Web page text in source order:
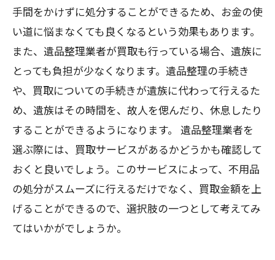
手間をかけずに処分することができるため、お金の使
い道に悩まなくても良くなるという効果もあります。
また、遺品整理業者が買取も行っている場合、遺族に
とっても負担が少なくなります。遺品整理の手続き
や、買取についての手続きが遺族に代わって行えるた
め、遺族はその時間を、故人を偲んだり、休息したり
することができるようになります。 遺品整理業者を
選ぶ際には、買取サービスがあるかどうかも確認して
おくと良いでしょう。このサービスによって、不用品
の処分がスムーズに行えるだけでなく、買取金額を上
げることができるので、選択肢の一つとして考えてみ
てはいかがでしょうか。